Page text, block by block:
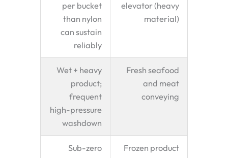
elevator (heavy
material)
per bucket
than nylon
can sustain
reliably
Fresh seafood
and meat
conveying
Wet + heavy
product;
frequent
high-pressure
washdown
Frozen product
Sub-zero